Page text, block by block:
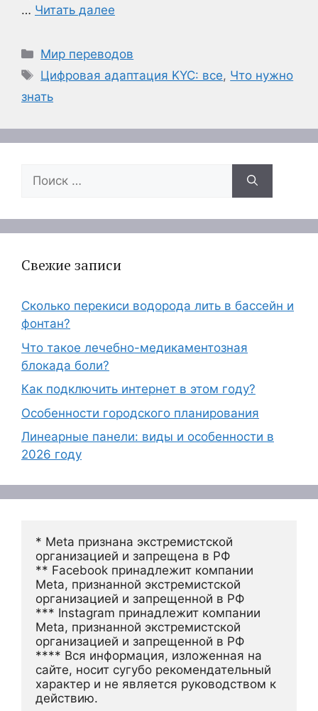
… Читать далее
Рубрики
Мир переводов
Метки
Цифровая адаптация KYC: все, Что нужно
знать
Поиск:
Свежие записи
Сколько перекиси водорода лить в бассейн и
фонтан?
Что такое лечебно-медикаментозная
блокада боли?
Как подключить интернет в этом году?
Особенности городского планирования
Линеарные панели: виды и особенности в
2026 году
* Meta признана экстремистской
организацией и запрещена в РФ
** Facebook принадлежит компании
Meta, признанной экстремистской
организацией и запрещенной в РФ
*** Instagram принадлежит компании
Meta, признанной экстремистской
организацией и запрещенной в РФ
**** Вся информация, изложенная на
сайте, носит сугубо рекомендательный
характер и не является руководством к
действию.